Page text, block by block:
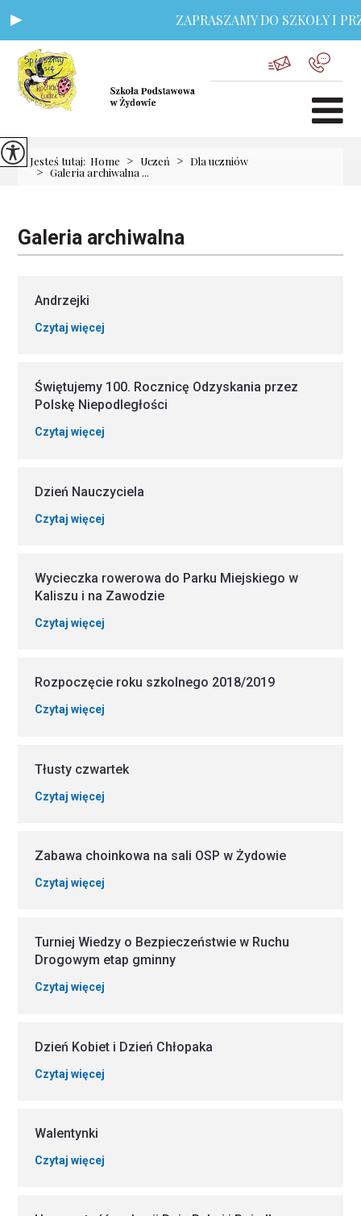
ZAPRASZAMY DO SZKOŁY I
Jesteś tutaj: Home > Uczeń > Dla uczniów
> Galeria archiwalna ...
Galeria archiwalna
Andrzejki
Czytaj więcej
Świętujemy 100. Rocznicę Odzyskania przez
Polskę Niepodległości
Czytaj więcej
Dzień Nauczyciela
Czytaj więcej
Wycieczka rowerowa do Parku Miejskiego w
Kaliszu i na Zawodzie
Czytaj więcej
Rozpoczęcie roku szkolnego 2018/2019
Czytaj więcej
Tłusty czwartek
Czytaj więcej
Zabawa choinkowa na sali OSP w Żydowie
Czytaj więcej
Turniej Wiedzy o Bezpieczeństwie w Ruchu
Drogowym etap gminny
Czytaj więcej
Dzień Kobiet i Dzień Chłopaka
Czytaj więcej
Walentynki
Czytaj więcej